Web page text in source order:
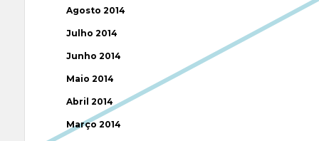
Agosto 2014
Julho 2014
Junho 2014
Maio 2014
Abril 2014
Março 2014